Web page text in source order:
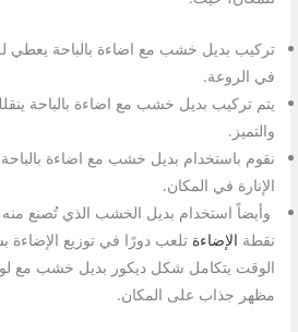
تركيب بديل خشب مع اضاءة بالباحة يعطي
في الروعة.
يتم تركيب بديل خشب مع اضاءة بالباحة
والتميز.
نقوم باستخدام بديل خشب مع اضاءة
الإنارة في المكان.
وأيضاً استخدام بديل الخشب الذي تُصنع
نقطة الإضاءةتلعب دورًا في توزيع
الوقت يتكامل شكل ديكور بديل خشب مع
مظهر جذاب على المكان.